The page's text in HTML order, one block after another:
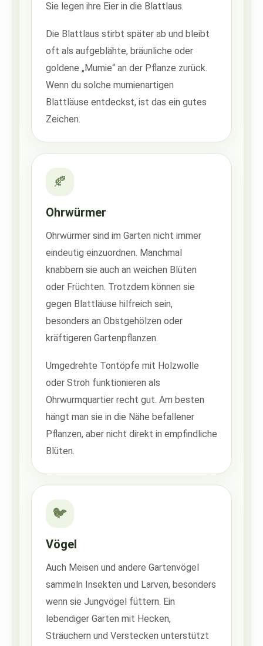
Sie legen ihre Eier in die Blattlaus.
Die Blattlaus stirbt später ab und bleibt
oft als aufgeblähte, bräunliche oder
goldene „Mumie“ an der Pflanze zurück.
Wenn du solche mumienartigen
Blattläuse entdeckst, ist das ein gutes
Zeichen.
🍂
Ohrwürmer
Ohrwürmer sind im Garten nicht immer
eindeutig einzuordnen. Manchmal
knabbern sie auch an weichen Blüten
oder Früchten. Trotzdem können sie
gegen Blattläuse hilfreich sein,
besonders an Obstgehölzen oder
kräftigeren Gartenpflanzen.
Umgedrehte Tontöpfe mit Holzwolle
oder Stroh funktionieren als
Ohrwurmquartier recht gut. Am besten
hängt man sie in die Nähe befallener
Pflanzen, aber nicht direkt in empfindliche
Blüten.
🐦
Vögel
Auch Meisen und andere Gartenvögel
sammeln Insekten und Larven, besonders
wenn sie Jungvögel füttern. Ein
lebendiger Garten mit Hecken,
Sträuchern und Verstecken unterstützt